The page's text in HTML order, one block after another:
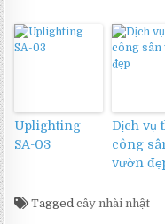
Uplighting
SA-03
Dịch vụ
công
vườn
Taggedcây nhài nhật